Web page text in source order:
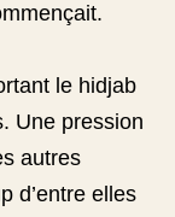
le hidjab
Une pression
autres
d’entre elles